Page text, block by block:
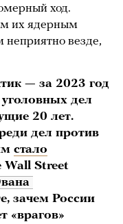
ход.
их ядерным
везде,
— за 2023 год
уголовных дел
20 лет.
дел против
стало
Wall Street
зачем России
«врагов»